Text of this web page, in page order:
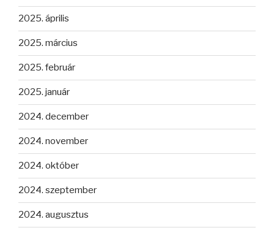
2025. április
2025. március
2025. február
2025. január
2024. december
2024. november
2024. október
2024. szeptember
2024. augusztus